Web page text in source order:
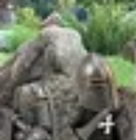
Menuisier Rapide
Astuces et Techniques Outils et
ÉquipementsMatériaux Techniques
Menuisier Rapide